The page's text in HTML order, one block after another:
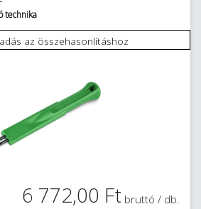
technika
az összehasonlításhoz
6 772,00 Ft bruttó / db.